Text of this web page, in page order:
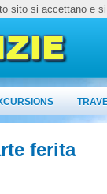
ferita
sito si accettano e